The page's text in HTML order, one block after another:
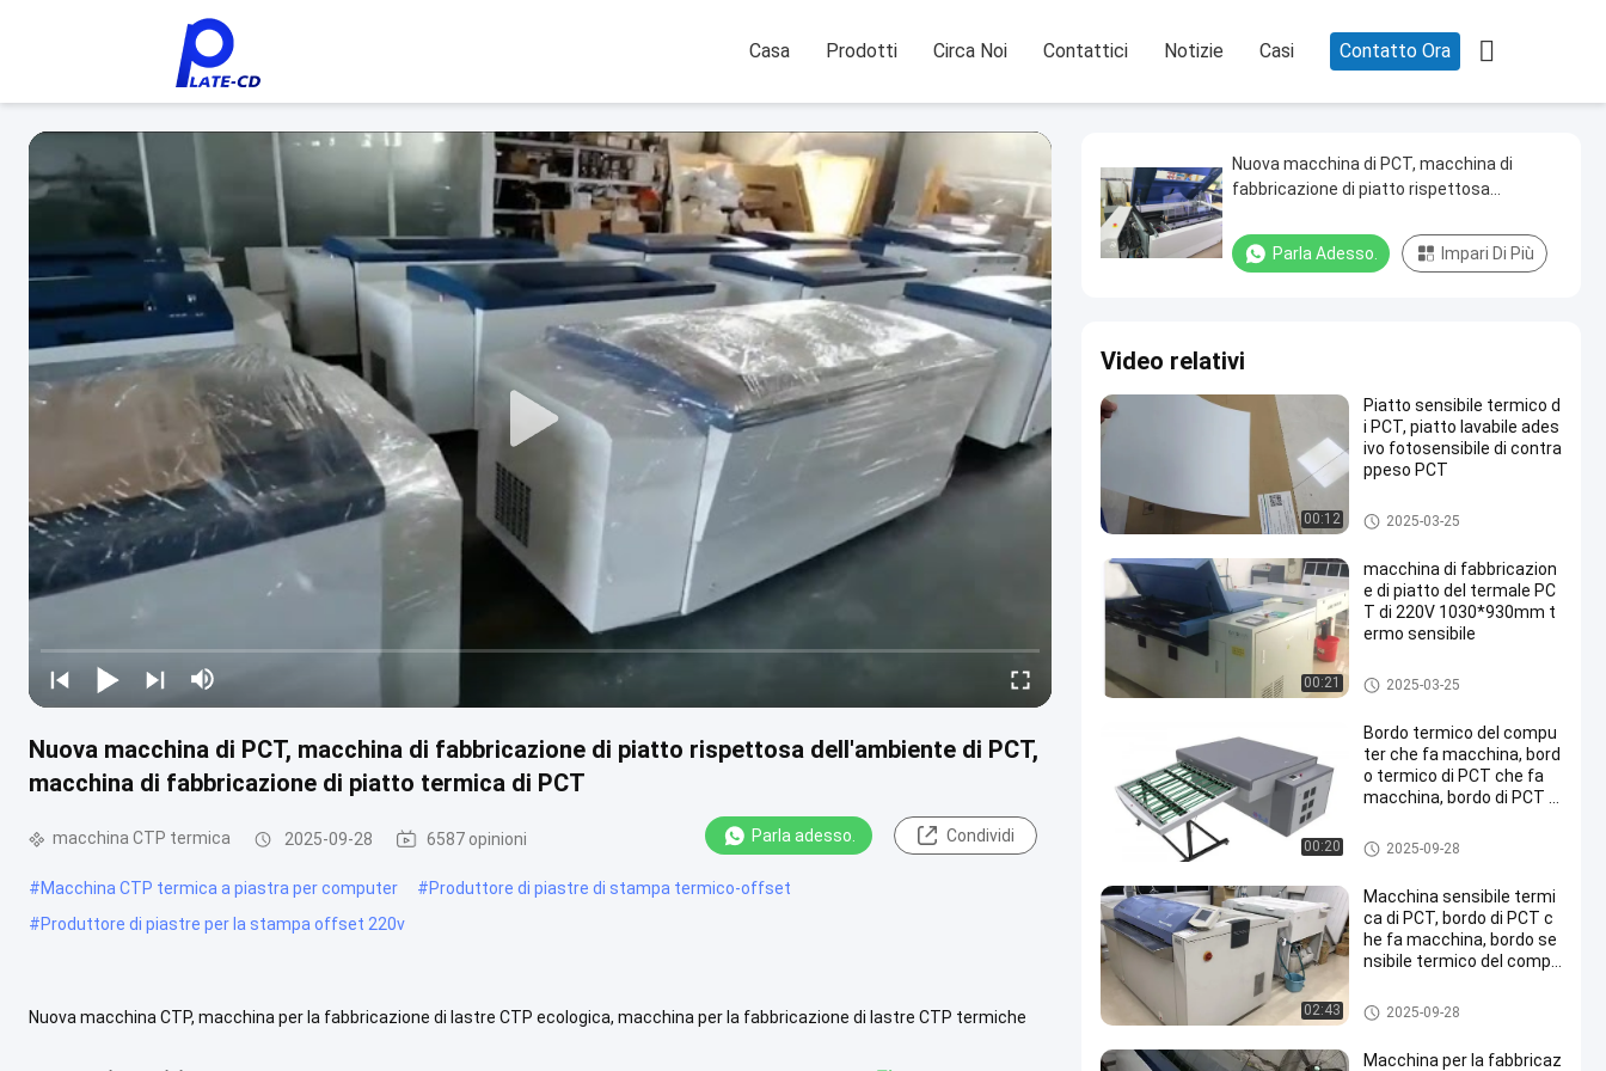
Casa Prodotti Circa Noi Contattici Notizie Casi Contatto Ora 
Nuova macchina di PCT, macchina di fabbricazione di piatto rispettosa dell'ambiente di PCT,
macchina di fabbricazione di piatto termica di PCT
macchina CTP termica 2025-09-28 6587 opinioni Parla adesso. Condividi
#Macchina CTP termica a piastra per computer #Produttore di piastre di stampa termico-offset
#Produttore di piastre per la stampa offset 220v
Nuova macchina CTP, macchina per la fabbricazione di lastre CTP ecologica, macchina per la fabbricazione di lastre CTP termiche
Nuova macchina di PCT, macchina di
fabbricazione di piatto rispettosa
fabbricazione di piatto termica di PCT
Parla Adesso. Impari Di Più
Video relativi
00:12
Piatto sensibile termico d
i PCT, piatto lavabile ades
ivo fotosensibile di contra
ppeso PCT
Piatto di doppio strato PCT
2025-03-25
00:21
macchina di fabbricazion
e di piatto del termale PC
T di 220V 1030*930mm t
ermo sensibile
macchina CTP termica
2025-03-25
00:20
Bordo termico del compu
ter che fa macchina, bord
o termico di PCT che fa
macchina, bordo di PCT c
macchina CTP termica
2025-09-28
02:43
Macchina sensibile termi
ca di PCT, bordo di PCT c
he fa macchina, bordo se
nsibile termico del compu
macchina CTP termica
2025-09-28
Macchina per la fabbricaz